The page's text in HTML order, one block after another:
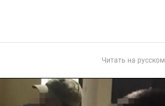
Читать на русском